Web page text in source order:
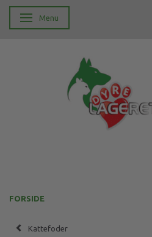
Skifte navigation
Menu
FORSIDE
Kattefoder